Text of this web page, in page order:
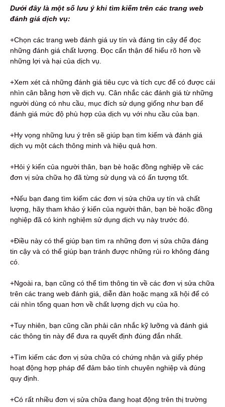
Dưới đây là một số lưu ý khi tìm kiếm trên các trang web
đánh giá dịch vụ:
+Chọn các trang web đánh giá uy tín và đáng tin cậy để đọc
những đánh giá chất lượng. Đọc cẩn thận để hiểu rõ hơn về
những lợi và hại của dịch vụ.
+Xem xét cả những đánh giá tiêu cực và tích cực để có được cái
nhìn cân bằng hơn về dịch vụ. Cân nhắc các đánh giá từ những
người dùng có nhu cầu, mục đích sử dụng giống như bạn để
đánh giá mức độ phù hợp của dịch vụ với nhu cầu của bạn.
+Hy vọng những lưu ý trên sẽ giúp bạn tìm kiếm và đánh giá
dịch vụ một cách thông minh và hiệu quả hơn.
+Hỏi ý kiến ​​của người thân, bạn bè hoặc đồng nghiệp về các
đơn vị sửa chữa họ đã từng sử dụng và có ấn tượng tốt.
+Nếu bạn đang tìm kiếm các đơn vị sửa chữa uy tín và chất
lượng, hãy tham khảo ý kiến ​​của người thân, bạn bè hoặc đồng
nghiệp đã có kinh nghiệm sử dụng dịch vụ này trước đó.
+Điều này có thể giúp bạn tìm ra những đơn vị sửa chữa đáng
tin cậy và có thể giúp bạn tránh được những rủi ro không đáng
có.
+Ngoài ra, bạn cũng có thể tìm thông tin về các đơn vị sửa chữa
trên các trang web đánh giá, diễn đàn hoặc mạng xã hội để có
cái nhìn tổng quan hơn về chất lượng dịch vụ của họ.
+Tuy nhiên, bạn cũng cần phải cân nhắc kỹ lưỡng và đánh giá
các thông tin này để đưa ra quyết định đúng đắn nhất.
+Tìm kiếm các đơn vị sửa chữa có chứng nhận và giấy phép
hoạt động hợp pháp để đảm bảo tính chuyên nghiệp và đúng
quy định.
+Có rất nhiều đơn vị sửa chữa đang hoạt động trên thị trường